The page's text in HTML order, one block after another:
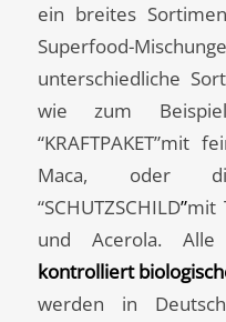
ein breites
Superfood-
unterschiedliche
wie zum
“KRAFTPAKET”mit
Maca, oder die
“SCHUTZSCHILD”mit
und Acerola.
kontrolliert
werden in